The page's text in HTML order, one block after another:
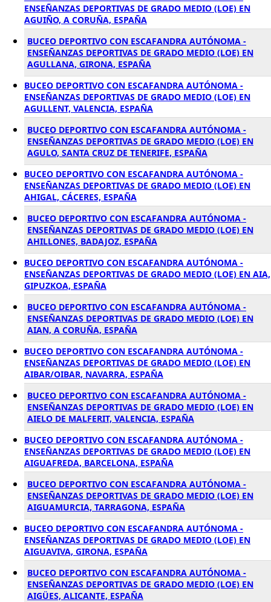
ENSEÑANZAS DEPORTIVAS DE GRADO MEDIO (LOE) EN
AGUIÑO, A CORUÑA, ESPAÑA
BUCEO DEPORTIVO CON ESCAFANDRA AUTÓNOMA -
ENSEÑANZAS DEPORTIVAS DE GRADO MEDIO (LOE) EN
AGULLANA, GIRONA, ESPAÑA
BUCEO DEPORTIVO CON ESCAFANDRA AUTÓNOMA -
ENSEÑANZAS DEPORTIVAS DE GRADO MEDIO (LOE) EN
AGULLENT, VALENCIA, ESPAÑA
BUCEO DEPORTIVO CON ESCAFANDRA AUTÓNOMA -
ENSEÑANZAS DEPORTIVAS DE GRADO MEDIO (LOE) EN
AGULO, SANTA CRUZ DE TENERIFE, ESPAÑA
BUCEO DEPORTIVO CON ESCAFANDRA AUTÓNOMA -
ENSEÑANZAS DEPORTIVAS DE GRADO MEDIO (LOE) EN
AHIGAL, CÁCERES, ESPAÑA
BUCEO DEPORTIVO CON ESCAFANDRA AUTÓNOMA -
ENSEÑANZAS DEPORTIVAS DE GRADO MEDIO (LOE) EN
AHILLONES, BADAJOZ, ESPAÑA
BUCEO DEPORTIVO CON ESCAFANDRA AUTÓNOMA -
ENSEÑANZAS DEPORTIVAS DE GRADO MEDIO (LOE) EN AIA,
GIPUZKOA, ESPAÑA
BUCEO DEPORTIVO CON ESCAFANDRA AUTÓNOMA -
ENSEÑANZAS DEPORTIVAS DE GRADO MEDIO (LOE) EN
AIAN, A CORUÑA, ESPAÑA
BUCEO DEPORTIVO CON ESCAFANDRA AUTÓNOMA -
ENSEÑANZAS DEPORTIVAS DE GRADO MEDIO (LOE) EN
AIBAR/OIBAR, NAVARRA, ESPAÑA
BUCEO DEPORTIVO CON ESCAFANDRA AUTÓNOMA -
ENSEÑANZAS DEPORTIVAS DE GRADO MEDIO (LOE) EN
AIELO DE MALFERIT, VALENCIA, ESPAÑA
BUCEO DEPORTIVO CON ESCAFANDRA AUTÓNOMA -
ENSEÑANZAS DEPORTIVAS DE GRADO MEDIO (LOE) EN
AIGUAFREDA, BARCELONA, ESPAÑA
BUCEO DEPORTIVO CON ESCAFANDRA AUTÓNOMA -
ENSEÑANZAS DEPORTIVAS DE GRADO MEDIO (LOE) EN
AIGUAMURCIA, TARRAGONA, ESPAÑA
BUCEO DEPORTIVO CON ESCAFANDRA AUTÓNOMA -
ENSEÑANZAS DEPORTIVAS DE GRADO MEDIO (LOE) EN
AIGUAVIVA, GIRONA, ESPAÑA
BUCEO DEPORTIVO CON ESCAFANDRA AUTÓNOMA -
ENSEÑANZAS DEPORTIVAS DE GRADO MEDIO (LOE) EN
AIGÜES, ALICANTE, ESPAÑA